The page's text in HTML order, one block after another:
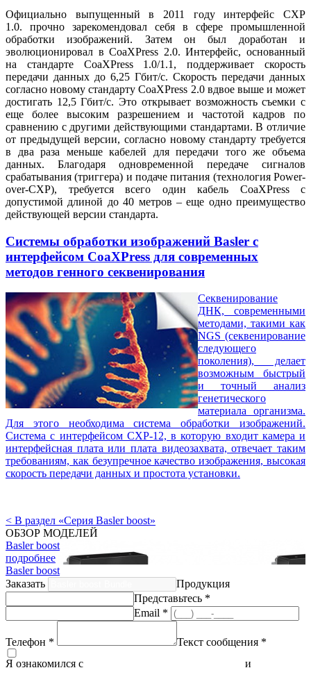
Официально выпущенный в 2011 году интерфейс CXP
1.0. прочно зарекомендовал себя в сфере промышленной
обработки изображений. Затем он был доработан и
эволюционировал в CoaXPress 2.0. Интерфейс, основанный
на стандарте CoaXPress 1.0/1.1, поддерживает скорость
передачи данных до 6,25 Гбит/с. Скорость передачи данных
согласно новому стандарту CoaXPress 2.0 вдвое выше и может
достигать 12,5 Гбит/с. Это открывает возможность съемки с
еще более высоким разрешением и частотой кадров по
сравнению с другими действующими стандартами. В отличие
от предыдущей версии, согласно новому стандарту требуется
в два раза меньше кабелей для передачи того же объема
данных. Благодаря одновременной передаче сигналов
срабатывания (триггера) и подаче питания (технология Power-
over-CXP), требуется всего один кабель CoaXPress с
допустимой длиной до 40 метров – еще одно преимущество
действующей версии стандарта.
Системы обработки изображений Basler с
интерфейсом CoaXPress для современных
методов генного секвенирования
Секвенирование
ДНК, современными
методами, такими как
NGS (секвенирование
следующего
поколения), делает
возможным быстрый
и точный анализ
генетического
материала организма.
Для этого необходима система обработки изображений.
Система с интерфейсом CXP-12, в которую входит камера и
интерфейсная плата или плата видеозахвата, отвечает таким
требованиям, как безупречное качество изображения, высокая
скорость передачи данных и простота установки.
< В раздел «Серия Basler boost»
ОБЗОР МОДЕЛЕЙ
Basler boost
подробнее
Basler boost
Заказать
Продукция
Представьтесь *
Email *
Телефон *
Текст сообщения *
Я ознакомился с
и